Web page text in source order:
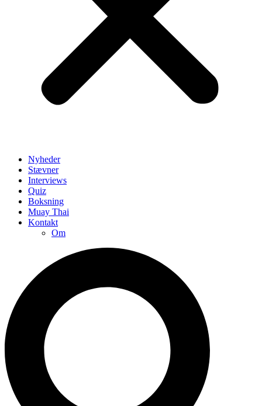
Nyheder
Stævner
Interviews
Quiz
Boksning
Muay Thai
Kontakt
Om